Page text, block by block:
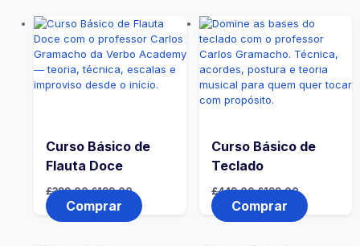
Curso Básico de
Flauta Doce
£399,00 £199,00
Comprar
Curso Básico de
Teclado
£449,00 £199,00
Comprar